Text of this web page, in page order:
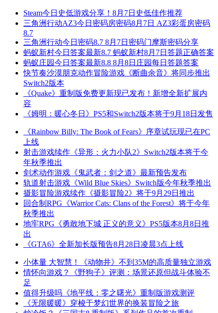
Steam今日史低游戏分享！8月7日史低佳作推荐
三角洲行动AZ3今日密码房密码8月7日 AZ3彩蛋房密码
8.7
三角洲行动今日密码8.7 8月7日密码门摩斯密码分享
蚂蚁新村今日答案最新8.7 蚂蚁新村8月7日答题正确答案
蚂蚁庄园今日答案最新8.8 8月8日庄园每日答题答案
快节奏沙漠朋克动作冒险游戏《断曲余音》将同步推出
Switch2版本
《Quake》重制版免费更新现已发布！新增全新扩展内
容
《姆明：暖心冬日》PS5和Switch2版本将于9月18日发售
《Rainbow Billy: The Book of Fears》序章试玩现已在PC
上线
射击游戏续作《异形：火力小队2》Switch2版本将于今
年秋季推出
剑术动作游戏《鬼武者：剑之道》最新预告发布
轨道射击游戏《Wild Blue Skies》Switch版今年秋季推出
摄影冒险游戏续作《摄影冒险2》将于9月29日推出
回合制RPG《Warrior Cats: Clans of the Forest》将于今年
秋季推出
地牢RPG《勇敢地下城 正义的意义》PS5版本8月8日推
出
《GTA6》全新加长版预告8月28日凌晨3点上线
小体量 大智慧！《动物井》不到35M的高质量独立游戏
情怀向游戏？《野狗子》评测：场景还原但战斗体验不
足
值得升级吗《地平线：零之曙光》重制版游戏测评
《无限暖暖》穿梭于梦幻世界的换装冒险之旅